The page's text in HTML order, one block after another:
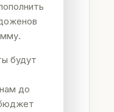
будут
до